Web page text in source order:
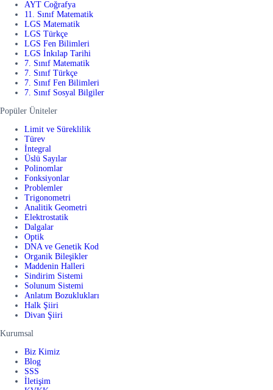
AYT Coğrafya
11. Sınıf Matematik
LGS Matematik
LGS Türkçe
LGS Fen Bilimleri
LGS İnkılap Tarihi
7. Sınıf Matematik
7. Sınıf Türkçe
7. Sınıf Fen Bilimleri
7. Sınıf Sosyal Bilgiler
Popüler Üniteler
Limit ve Süreklilik
Türev
İntegral
Üslü Sayılar
Polinomlar
Fonksiyonlar
Problemler
Trigonometri
Analitik Geometri
Elektrostatik
Dalgalar
Optik
DNA ve Genetik Kod
Organik Bileşikler
Maddenin Halleri
Sindirim Sistemi
Solunum Sistemi
Anlatım Bozuklukları
Halk Şiiri
Divan Şiiri
Kurumsal
Biz Kimiz
Blog
SSS
İletişim